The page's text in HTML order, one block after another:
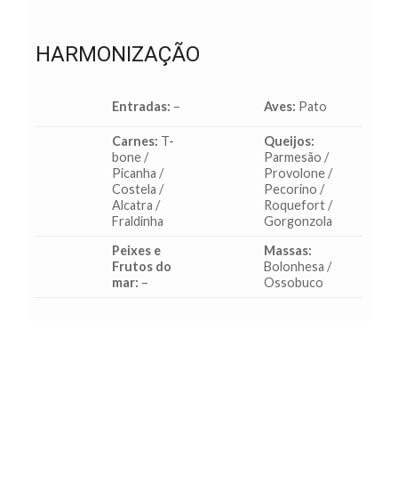
HARMONIZAÇÃO
Entradas: – Aves: Pato
Carnes: T-
bone /
Picanha /
Costela /
Alcatra /
Fraldinha
Queijos:
Parmesão /
Provolone /
Pecorino /
Roquefort /
Gorgonzola
Peixes e
Frutos do
mar: –
Massas:
Bolonhesa /
Ossobuco